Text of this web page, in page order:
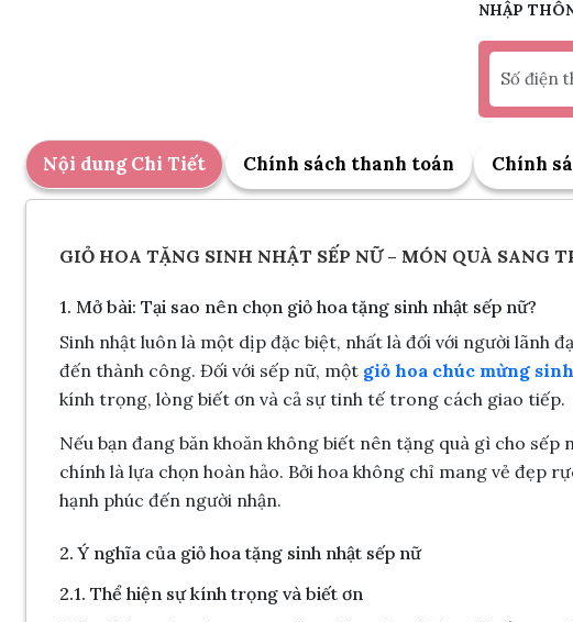
NHẬP
Nội dung Chi Tiết Chính sách thanh toán Chính
GIỎ HOA TẶNG SINH NHẬT SẾP NỮ – MÓN QUÀ SANG
1. Mở bài: Tại sao nên chọn giỏ hoa tặng sinh nhật sếp nữ?
Sinh nhật luôn là một dịp đặc biệt, nhất là đối với người lãnh
đến thành công. Đối với sếp nữ, một giỏ hoa chúc mừng
kính trọng, lòng biết ơn và cả sự tinh tế trong cách giao tiếp.
Nếu bạn đang băn khoăn không biết nên tặng quà gì cho sếp
chính là lựa chọn hoàn hảo. Bởi hoa không chỉ mang vẻ đẹp
hạnh phúc đến người nhận.
2. Ý nghĩa của giỏ hoa tặng sinh nhật sếp nữ
2.1. Thể hiện sự kính trọng và biết ơn